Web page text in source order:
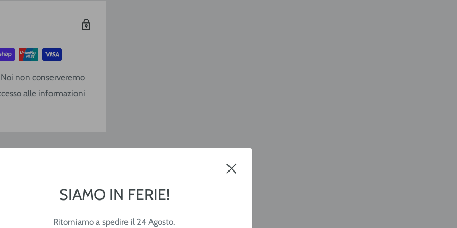
SIAMO IN FERIE!
Ritorniamo a spedire il 24 Agosto.
€ 10,40
(lavorative) dal
non conserveremo
alle informazioni